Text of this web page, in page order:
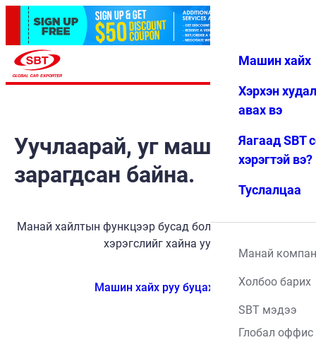
Дуртай Цэс
Машин хайх
Хэрхэн
авах вэ
Яагаад SBT
хэрэгтэй вэ?
Туслалцаа
Манай
Холбоо барих
SBT мэдээ
Глобал оффис
Уучлаарай, уг машин
зарагдсан байна.
Манай хайлтын функцээр бусад боломжит тээврийн
хэрэгслийг хайна уу.
Машин хайх руу буцах